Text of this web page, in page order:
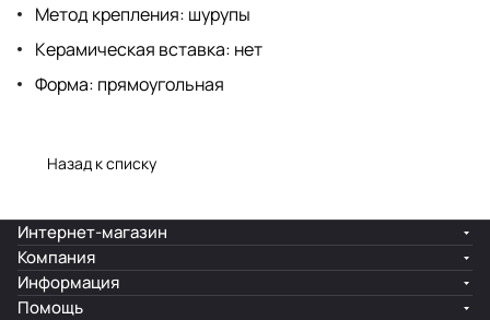
Метод крепления: шурупы
Керамическая вставка: нет
Форма: прямоугольная
Назад к списку
Интернет-магазин
Компания
Информация
Помощь